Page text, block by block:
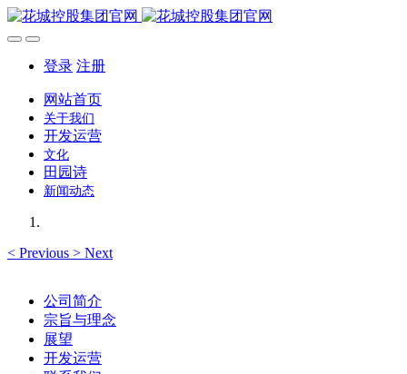
登录 注册
网站首页
关于我们
开发运营
文化
田园诗
新闻动态
< Previous > Next
公司简介
宗旨与理念
展望
开发运营